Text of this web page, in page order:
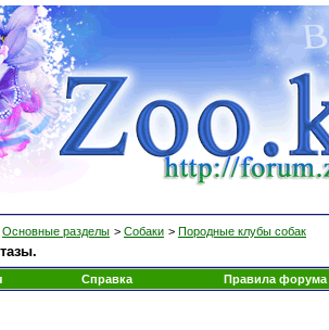
Основные разделы > Собаки > Породные клубы собак
Справка Правила форума